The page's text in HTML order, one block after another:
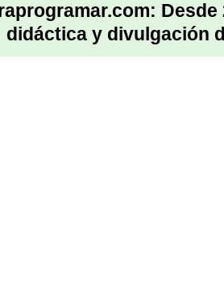
didáctica y divulgación